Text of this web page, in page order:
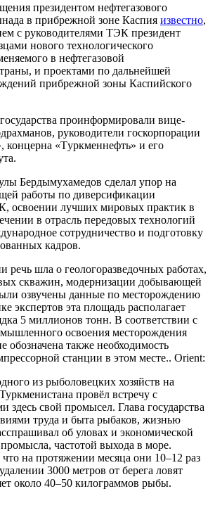
президентом нефтегазового
в прибрежной зоне Каспия известно,
с руководителями ТЭК президент
нового технологического
в нефтегазовой
и проектами по дальнейшей
прибрежной зоны Каспийского
проинформировали вице-
руководители госкорпорации
концерна «Tуркменнефть» и его
Бердымухамедов сделал упор на
работы по диверсификации
освоении лучших мировых практик в
в отрасль передовых технологий
сотрудничество и подготовку
кадров.
речь шла о геологоразведочных работах,
скважин, модернизации добывающей
озвучены данные по месторождению
экспертов эта площадь располагает
5 миллионов тонн. В соответствии с
освоения месторождения
обозначена также необходимость
станции в этом месте.. Orient:
из рыболовецких хозяйств на
провёл встречу с
здесь свой промысел. Глава государства
труда и быта рыбаков, жизнью
об уловах и экономической
частотой выхода в море.
на протяжении месяца они 10–12 раз
3000 метров от берега ловят
около 40–50 килограммов рыбы.